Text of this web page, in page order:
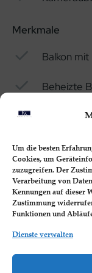
Um die besten
Cookies, um
zuzugreifen. Der
Verarbeitung von
Kennungen auf dieser
Zustimmung
Funktionen und
Dienste verwalten
BATUMI VIEW
verschiedener
Spielplätzen,
Freien zu
bei. Die großen
die Promenade.
Ihre Investition
Ihr Komfort
Merkmale
Balkon
Beheizte
Extra
Alle